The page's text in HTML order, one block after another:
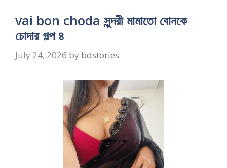
vai bon choda সুন্দরী মামাতো বোনকে
চোদার গল্প ৪
July 24, 2026 by bdstories